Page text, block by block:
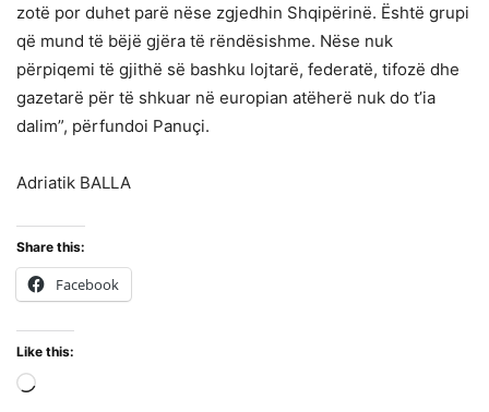
zotë por duhet parë nëse zgjedhin Shqipërinë. Është grupi
që mund të bëjë gjëra të rëndësishme. Nëse nuk
përpiqemi të gjithë së bashku lojtarë, federatë, tifozë dhe
gazetarë për të shkuar në europian atëherë nuk do t’ia
dalim”, përfundoi Panuçi.
Adriatik BALLA
Share this:
Facebook
Like this: